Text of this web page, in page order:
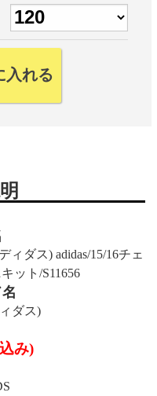
ダス) adidas/15/16チェ
ット/S11656
ダス)
み)